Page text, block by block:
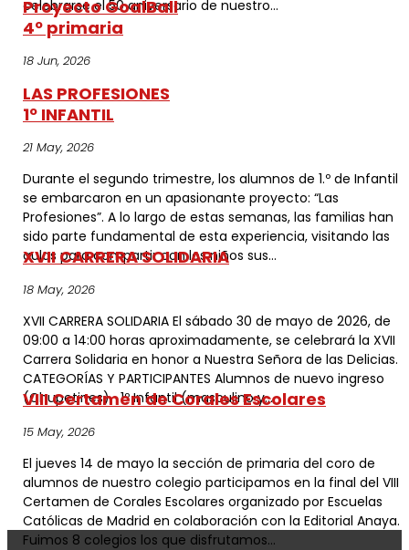
celebrarse el 50 aniversario de nuestro...
Proyecto GoalBall
4º primaria
18 Jun, 2026
LAS PROFESIONES
1º INFANTIL
21 May, 2026
Durante el segundo trimestre, los alumnos de 1.º de Infantil
se embarcaron en un apasionante proyecto: “Las
Profesiones”. A lo largo de estas semanas, las familias han
sido parte fundamental de esta experiencia, visitando las
aulas para compartir con los niños sus...
XVII CARRERA SOLIDARIA
18 May, 2026
XVII CARRERA SOLIDARIA El sábado 30 de mayo de 2026, de
09:00 a 14:00 horas aproximadamente, se celebrará la XVII
Carrera Solidaria en honor a Nuestra Señora de las Delicias.
CATEGORÍAS Y PARTICIPANTES Alumnos de nuevo ingreso
(Chupetines) 1º Infantil (masculino y...
VIII Certamen de Corales Escolares
15 May, 2026
El jueves 14 de mayo la sección de primaria del coro de
alumnos de nuestro colegio participamos en la final del VIII
Certamen de Corales Escolares organizado por Escuelas
Católicas de Madrid en colaboración con la Editorial Anaya.
Fuimos 8 colegios los que disfrutamos...